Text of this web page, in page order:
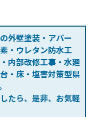
外壁塗装・アパー
・ウレタン防水工
内部改修工事・水廻
・床・塩害対策型県
たら、是非、お気軽